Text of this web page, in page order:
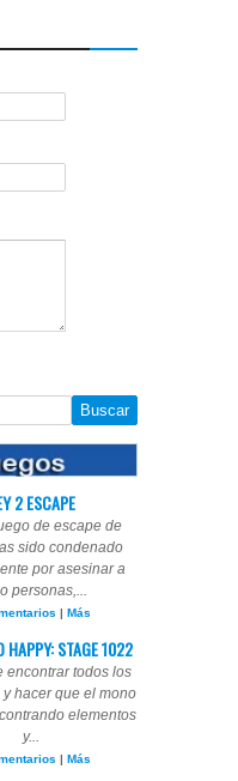
2 ESCAPE
de escape de
sido condenado
por asesinar a
personas,...
Más
HAPPY: STAGE 1022
encontrar todos los
hacer que el mono
elementos
y...
Más